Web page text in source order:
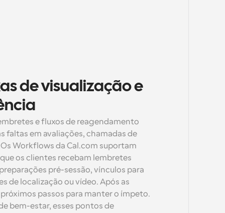
de visualização e
e fluxos de reagendamento
faltas em avaliações, chamadas de
Workflows da Cal.com suportam
os clientes recebam lembretes
pré-sessão, vínculos para
de localização ou vídeo. Após as
passos para manter o ímpeto.
bem-estar, esses pontos de